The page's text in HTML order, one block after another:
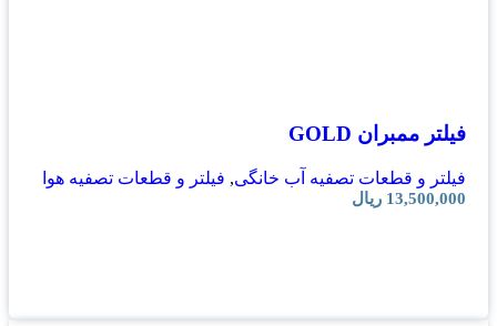
فیلتر ممبران GOLD
فیلتر و قطعات تصفیه آب خانگی, فیلتر و قطعات تصفیه هوا
13,500,000 ریال